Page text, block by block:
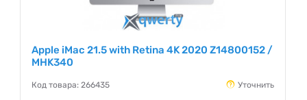
Apple iMac 21.5 with Retina 4K 2020 Z14800152 /
MHK340
Код товара: 266435 Уточнить